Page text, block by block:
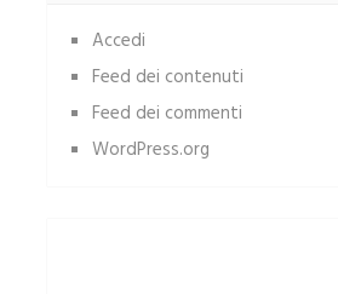
Accedi
Feed dei contenuti
Feed dei commenti
WordPress.org